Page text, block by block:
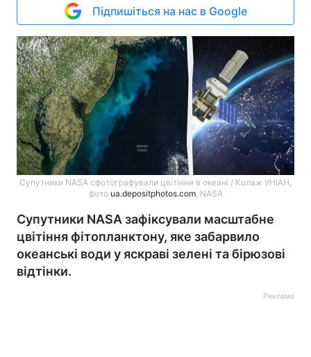
Підпишіться на нас в Google
Супутники NASA сфотографували цвітіння в океані / Колаж УНІАН,
фото ua.depositphotos.com, NASA
Супутники NASA зафіксували масштабне
цвітіння фітопланктону, яке забарвило
океанські води у яскраві зелені та бірюзові
відтінки.
Реклама